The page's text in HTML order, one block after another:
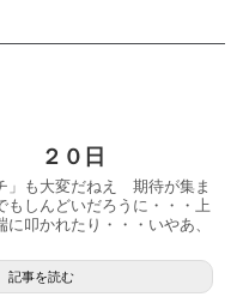
２０日
」も大変だねえ 期待が集ま
もしんどいだろうに・・・上
叩かれたり・・・いやあ、
記事を読む